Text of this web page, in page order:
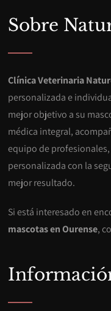
Sobre
Clínica Veterinaria
personalizada e
mejor objetivo a su
médica integral,
equipo de
personalizada con la
mejor resultado.
Si está interesado en
mascotas en Ourense,